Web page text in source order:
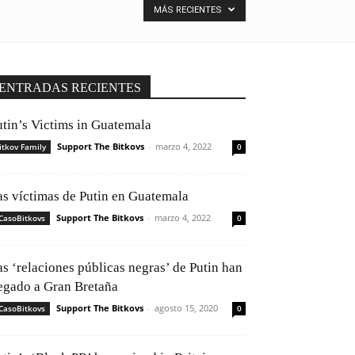
MÁS RECIENTES
RECIENTES
Victims in Guatemala
Family Support The Bitkovs - marzo 4, 2022 0
víctimas de Putin en Guatemala
Support The Bitkovs - marzo 4, 2022 0
‘relaciones públicas negras’ de Putin han
a Gran Bretaña
Support The Bitkovs - agosto 15, 2020 0